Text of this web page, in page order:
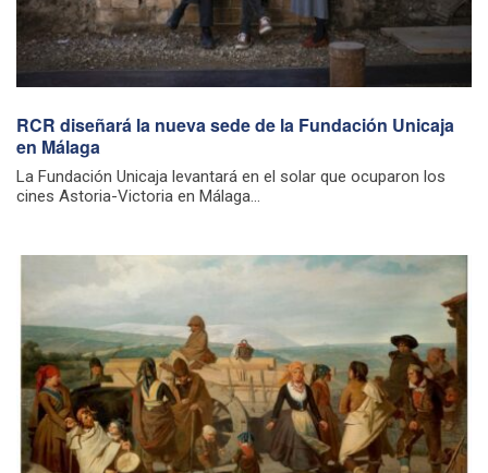
RCR diseñará la nueva sede de la Fundación Unicaja
en Málaga
La Fundación Unicaja levantará en el solar que ocuparon los
cines Astoria-Victoria en Málaga...